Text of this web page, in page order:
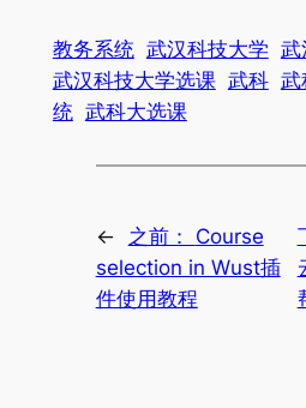
教务系统 武汉科技大学 武
武汉科技大学选课 武科 武
统 武科大选课
← 之前： Course
selection in Wust插
件使用教程